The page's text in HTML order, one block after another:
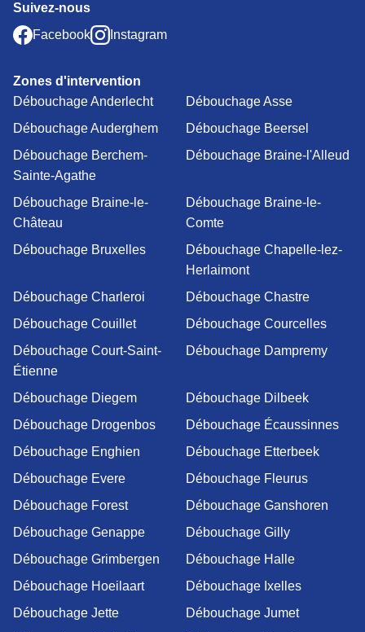
Suivez-nous
Facebook
Instagram
Zones d'intervention
Débouchage Anderlecht
Débouchage Asse
Débouchage Auderghem
Débouchage Beersel
Débouchage Berchem-
Sainte-Agathe
Débouchage Braine-l'Alleud
Débouchage Braine-le-
Château
Débouchage Braine-le-
Comte
Débouchage Bruxelles
Débouchage Chapelle-lez-
Herlaimont
Débouchage Charleroi
Débouchage Chastre
Débouchage Couillet
Débouchage Courcelles
Débouchage Court-Saint-
Étienne
Débouchage Dampremy
Débouchage Diegem
Débouchage Dilbeek
Débouchage Drogenbos
Débouchage Écaussinnes
Débouchage Enghien
Débouchage Etterbeek
Débouchage Evere
Débouchage Fleurus
Débouchage Forest
Débouchage Ganshoren
Débouchage Genappe
Débouchage Gilly
Débouchage Grimbergen
Débouchage Halle
Débouchage Hoeilaart
Débouchage Ixelles
Débouchage Jette
Débouchage Jumet